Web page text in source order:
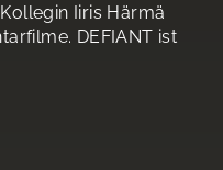
Iiris Härmä
DEFIANT ist